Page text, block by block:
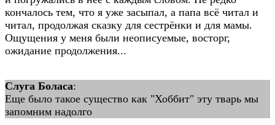
кончалось тем, что я уже засыпал, а папа всё читал и
читал, продолжая сказку для сестрёнки и для мамы.
Ощущения у меня были неописуемые, восторг,
ожидание продолжения...
Слуга Боласа:
Еще было такое существо как "Хоббит" эту тварь мы
запомним надолго